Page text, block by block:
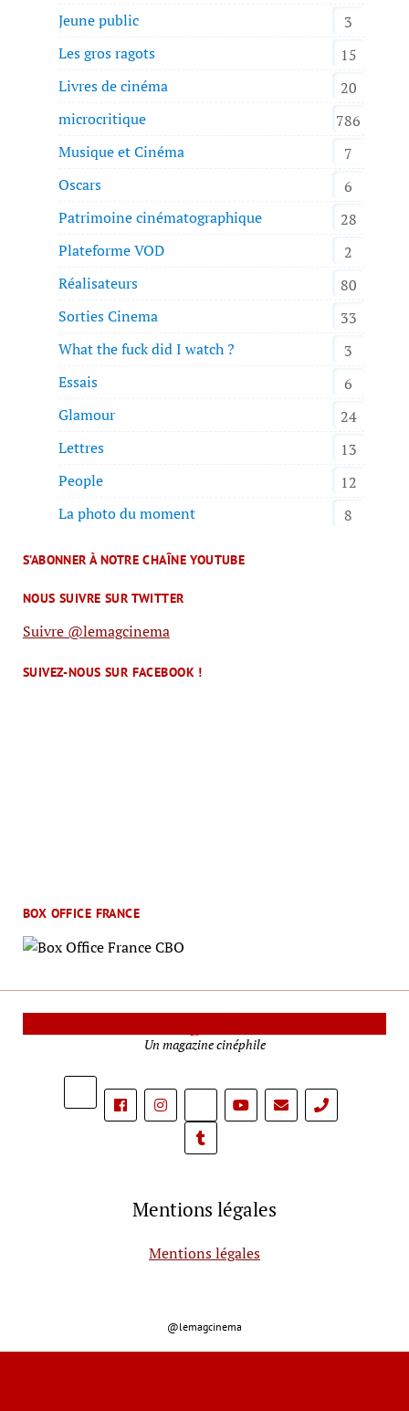
Jeune public
3
Les gros ragots
15
Livres de cinéma
20
microcritique
786
Musique et Cinéma
7
Oscars
6
Patrimoine cinématographique
28
Plateforme VOD
2
Réalisateurs
80
Sorties Cinema
33
What the fuck did I watch ?
3
Essais
6
Glamour
24
Lettres
13
People
12
La photo du moment
8
S’ABONNER À NOTRE CHAÎNE YOUTUBE
NOUS SUIVRE SUR TWITTER
Suivre @lemagcinema
SUIVEZ-NOUS SUR FACEBOOK !
BOX OFFICE FRANCE
Un magazine cinéphile
phone
Mentions légales
Mentions légales
@lemagcinema